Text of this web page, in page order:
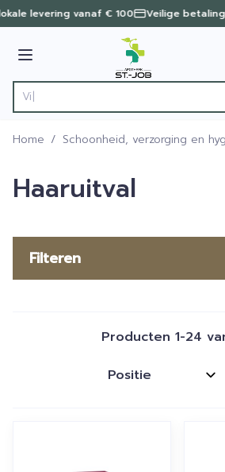
Ga naar de inhoud
1 van 1
levering vanaf € 100 Veilige
Menu
Product, merk, categorie...
Vind snel wo
Home / Schoonheid, verzorging en
Haaruitval
Filteren
Producten 1-24
Sorteer op: